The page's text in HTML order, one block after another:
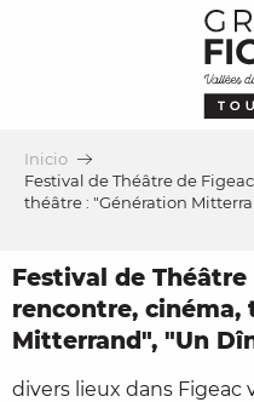
Inicio
Festival de Théâtre de
théâtre : "Génération
Festival de
rencontre, cinéma,
Mitterrand", "Un
divers lieux dans Figeac